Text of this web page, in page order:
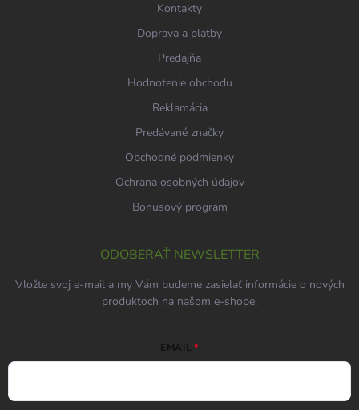
Kontakty
Doprava a platby
Predajňa
Hodnotenie obchodu
Reklamácia
Predávané značky
Obchodné podmienky
Ochrana osobných údajov
Bonusový program
ODOBERAŤ NEWSLETTER
Vložte svoj e-mail a my Vám budeme zasielať informácie o nových
produktoch na našom e-shope.
EMAIL